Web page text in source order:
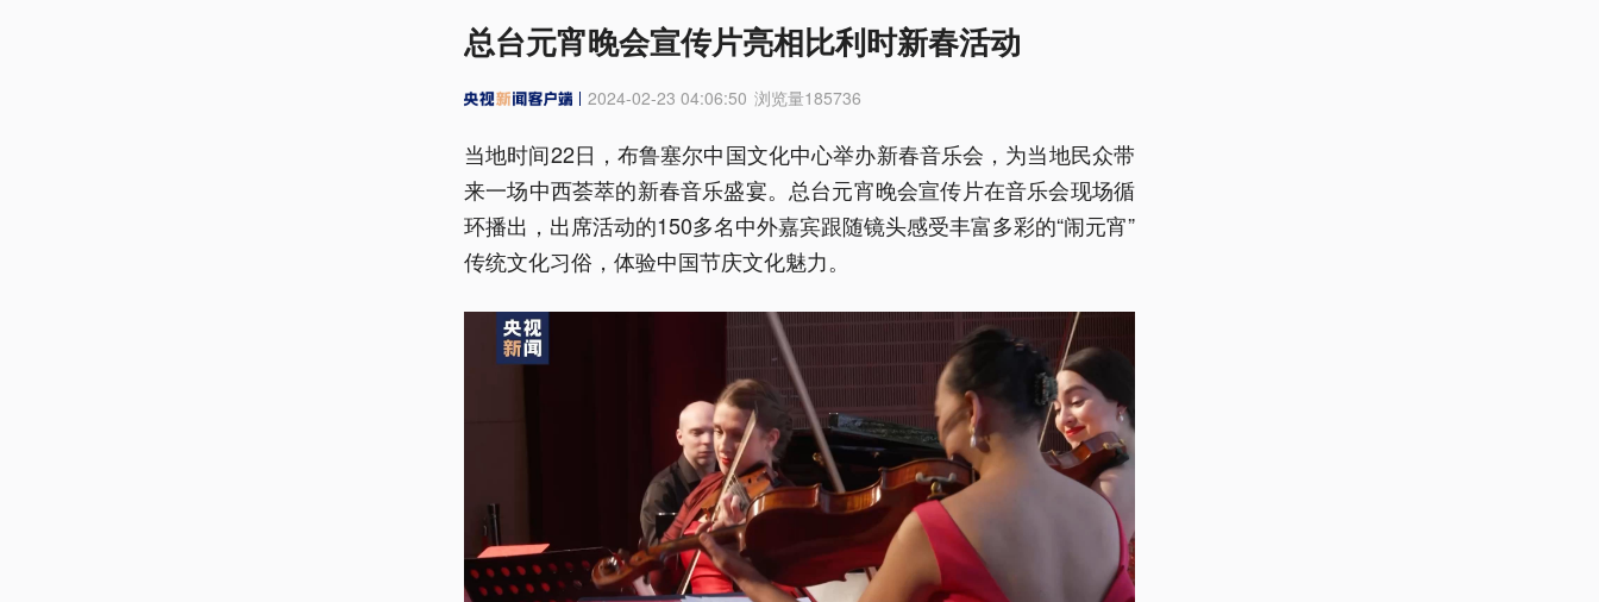
总台元宵晚会宣传片亮相比利时新春活动
2024-02-23 04:06:50 浏览量185736
当地时间22日，布鲁塞尔中国文化中心举办新春音乐会，为当地民众带
来一场中西荟萃的新春音乐盛宴。总台元宵晚会宣传片在音乐会现场循
环播出，出席活动的150多名中外嘉宾跟随镜头感受丰富多彩的“闹元宵”
传统文化习俗，体验中国节庆文化魅力。